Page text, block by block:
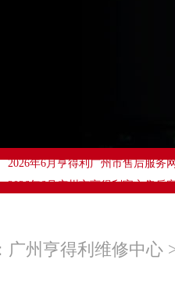
2026年6月亨得利广州市售后服务
2026年6月广州市亨得利官方售后
2026年6月亨得利售后服务中心最
广东省广州市天河区天河路230号
广州亨得利维修中心